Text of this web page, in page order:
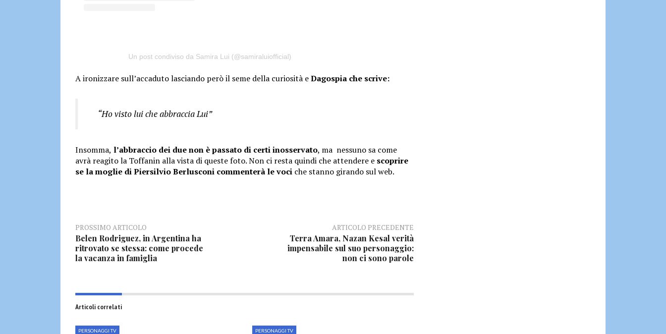
Un post condiviso da Samira Lui (@samiraluiofficial)
A ironizzare sull’accaduto lasciando però il seme della curiosità eDagospia che scrive:
“Ho visto lui che abbraccia Lui”
Insomma, l’abbraccio dei due non è passato di certi inosservato, ma nessuno sa come
avrà reagito la Toffanin alla vista di queste foto. Non ci resta quindi che attendere e scoprire
se la moglie di Piersilvio Berlusconi commenterà le voci che stanno girando sul web.
PROSSIMO ARTICOLO
Belen Rodriguez, in Argentina ha
ritrovato se stessa: come procede
la vacanza in famiglia
ARTICOLO PRECEDENTE
Terra Amara, Nazan Kesal verità
impensabile sul suo personaggio:
non ci sono parole
Articoli correlati
PERSONAGGI TV PERSONAGGI TV